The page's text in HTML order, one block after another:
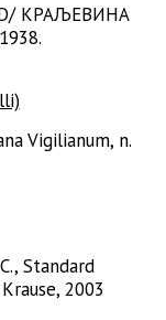
D/ КРАЉЕВИНА
Vigilianum, n.
Standard
2003